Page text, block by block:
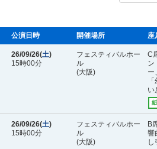
公演日時 開催場所 座
26/09/26(土)
15時00分
フェスティバルホー
ル
(大阪)
C
ン
ー
い
26/09/26(土)
15時00分
フェスティバルホー
ル
(大阪)
B
響